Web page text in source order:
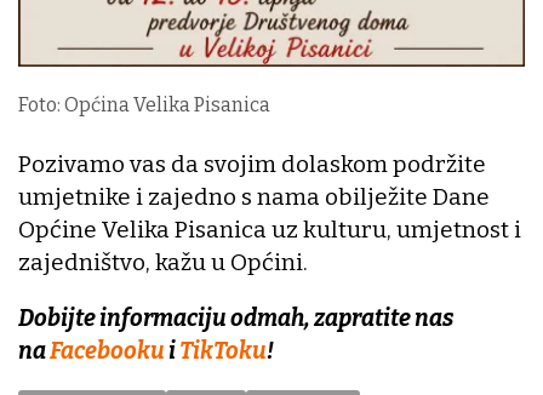
Foto: Općina Velika Pisanica
Pozivamo vas da svojim dolaskom podržite
umjetnike i zajedno s nama obilježite Dane
Općine Velika Pisanica uz kulturu, umjetnost i
zajedništvo, kažu u Općini.
Dobijte informaciju odmah, zapratite nas
naFacebookuiTikToku!